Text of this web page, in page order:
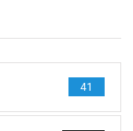
41